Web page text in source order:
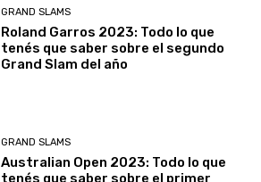
GRAND SLAMS
Roland Garros 2023: Todo lo que
tenés que saber sobre el segundo
Grand Slam del año
GRAND SLAMS
Australian Open 2023: Todo lo que
tenés que saber sobre el primer